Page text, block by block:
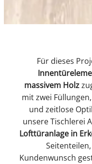
Für dieses
massivem Holz
mit zwei
und zeitlose
unsere Tischlerei
Lofttüranlage in
Kundenwunsch